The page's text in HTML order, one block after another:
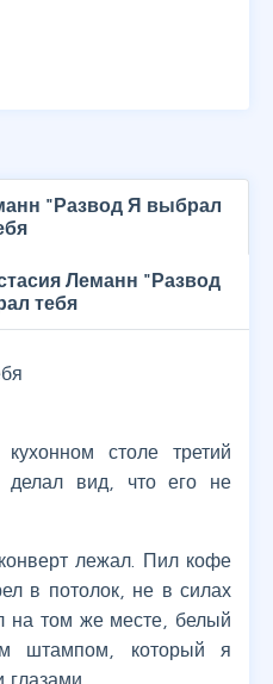
"Развод Я выбрал
Леманн "Развод
тебя
столе третий
делал вид, что его не
лежал. Пил кофе
в потолок, не в силах
на том же месте, белый
штампом, который я